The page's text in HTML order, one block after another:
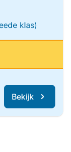
klas)
Bekijk